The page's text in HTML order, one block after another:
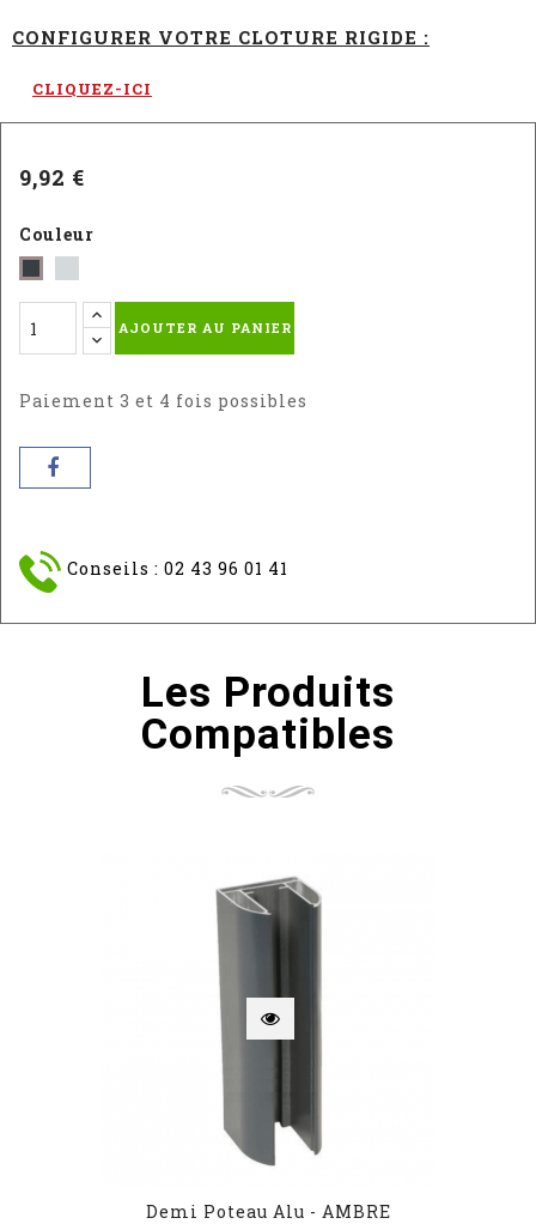
CONFIGURER VOTRE CLOTURE RIGIDE :
CLIQUEZ-ICI
9,92 €
Couleur
Gris
-
RAL
7016
clair
7035
AJOUTER AU PANIER
Paiement 3 et 4 fois possibles
Conseils : 02 43 96 01 41
Les Produits
Compatibles
Demi Poteau Alu - AMBRE